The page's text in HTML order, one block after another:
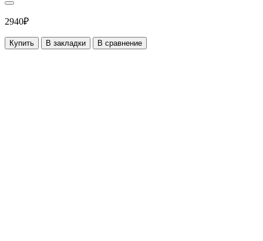
2940₽
Купить В закладки В сравнение